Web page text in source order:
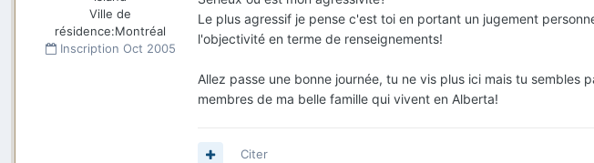
Ville de
résidence:Montréal
Inscription Oct 2005
Le plus agressif je pense c'est toi en portant un jugement
l'objectivité en terme de renseignements!
Allez passe une bonne journée, tu ne vis plus ici mais tu sembles
membres de ma belle famille qui vivent en Alberta!
Citer